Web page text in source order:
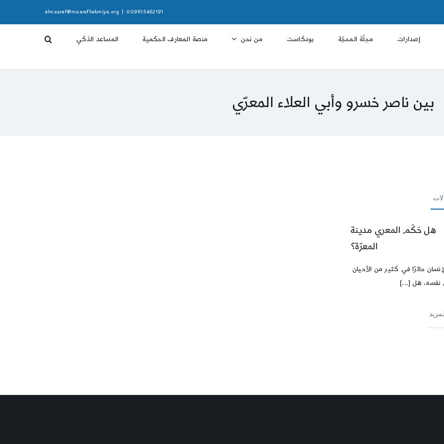
009615462191
almaaref@maarefhekmiya.org
إصدارات مجلّة المحجّة بودكاست من نحن منصة المعارف الحكمية المساعد الذكي
بين ناصر خسرو وأبي العلاء المعرّي
هل حَكَم المعري مدينة
المعرّة؟
حائرًا في كثير من الأحيان
نفسه، هل [...]